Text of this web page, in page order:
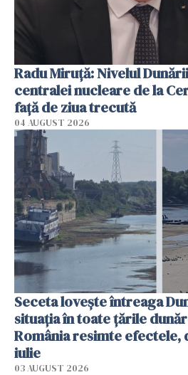
Radu Miruţă: Nivelul
centralei nucleare de la
faţă de ziua trecută
04 AUGUST 2026
Seceta lovește întreaga
situația în toate țările
România resimte efectele,
iulie
03 AUGUST 2026